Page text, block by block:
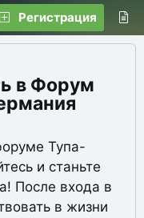
Регистрация
Форум
Тупа-
и станьте
После входа в
в жизни